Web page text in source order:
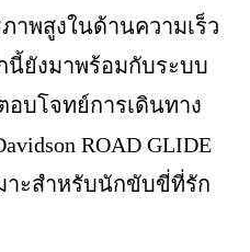
าพสูงในด้านความเร็ว
นี้ยังมาพร้อมกับระบบ
บโจทย์การเดินทาง
ROAD GLIDE
าะสำหรับนักขับขี่ที่รัก